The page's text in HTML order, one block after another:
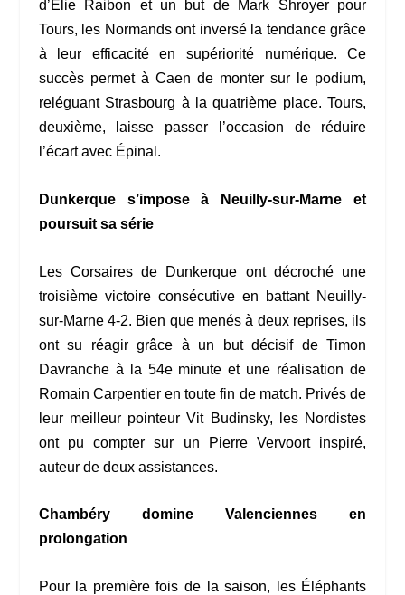
d’Élie Raibon et un but de Mark Shroyer pour
Tours, les Normands ont inversé la tendance grâce
à leur efficacité en supériorité numérique. Ce
succès permet à Caen de monter sur le podium,
reléguant Strasbourg à la quatrième place. Tours,
deuxième, laisse passer l’occasion de réduire
l’écart avec Épinal.
Dunkerque s’impose à Neuilly-sur-Marne et
poursuit sa série
Les Corsaires de Dunkerque ont décroché une
troisième victoire consécutive en battant Neuilly-
sur-Marne 4-2. Bien que menés à deux reprises, ils
ont su réagir grâce à un but décisif de Timon
Davranche à la 54e minute et une réalisation de
Romain Carpentier en toute fin de match. Privés de
leur meilleur pointeur Vit Budinsky, les Nordistes
ont pu compter sur un Pierre Vervoort inspiré,
auteur de deux assistances.
Chambéry domine Valenciennes en
prolongation
Pour la première fois de la saison, les Éléphants